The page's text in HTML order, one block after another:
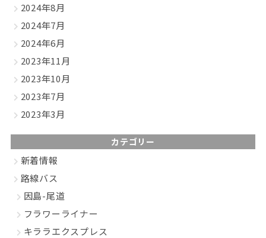
2024年8月
2024年7月
2024年6月
2023年11月
2023年10月
2023年7月
2023年3月
カテゴリー
新着情報
路線バス
因島-尾道
フラワーライナー
キララエクスプレス